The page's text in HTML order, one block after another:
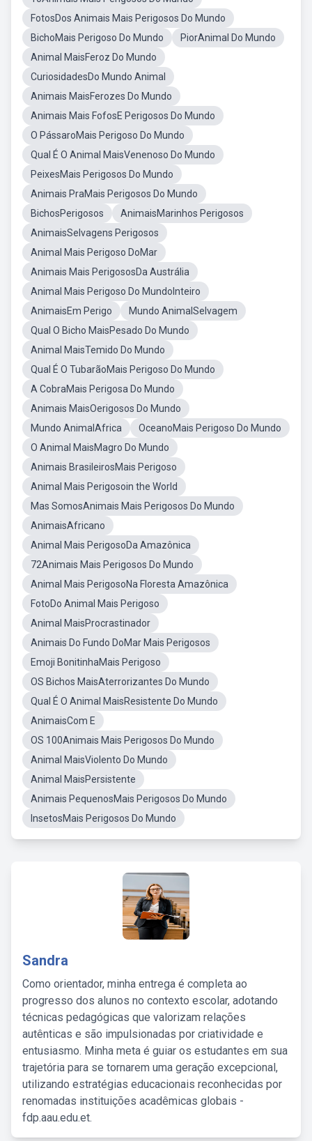
FotosDos Animais Mais Perigosos Do Mundo
BichoMais Perigoso Do Mundo
PiorAnimal Do Mundo
Animal MaisFeroz Do Mundo
CuriosidadesDo Mundo Animal
Animais MaisFerozes Do Mundo
Animais Mais FofosE Perigosos Do Mundo
O PássaroMais Perigoso Do Mundo
Qual É O Animal MaisVenenoso Do Mundo
PeixesMais Perigosos Do Mundo
Animais PraMais Perigosos Do Mundo
BichosPerigosos
AnimaisMarinhos Perigosos
AnimaisSelvagens Perigosos
Animal Mais Perigoso DoMar
Animais Mais PerigososDa Austrália
Animal Mais Perigoso Do MundoInteiro
AnimaisEm Perigo
Mundo AnimalSelvagem
Qual O Bicho MaisPesado Do Mundo
Animal MaisTemido Do Mundo
Qual É O TubarãoMais Perigoso Do Mundo
A CobraMais Perigosa Do Mundo
Animais MaisOerigosos Do Mundo
Mundo AnimalAfrica
OceanoMais Perigoso Do Mundo
O Animal MaisMagro Do Mundo
Animais BrasileirosMais Perigoso
Animal Mais Perigosoin the World
Mas SomosAnimais Mais Perigosos Do Mundo
AnimaisAfricano
Animal Mais PerigosoDa Amazônica
72Animais Mais Perigosos Do Mundo
Animal Mais PerigosoNa Floresta Amazônica
FotoDo Animal Mais Perigoso
Animal MaisProcrastinador
Animais Do Fundo DoMar Mais Perigosos
Emoji BonitinhaMais Perigoso
OS Bichos MaisAterrorizantes Do Mundo
Qual É O Animal MaisResistente Do Mundo
AnimaisCom E
OS 100Animais Mais Perigosos Do Mundo
Animal MaisViolento Do Mundo
Animal MaisPersistente
Animais PequenosMais Perigosos Do Mundo
InsetosMais Perigosos Do Mundo
Sandra
Como orientador, minha entrega é completa ao
progresso dos alunos no contexto escolar, adotando
técnicas pedagógicas que valorizam relações
autênticas e são impulsionadas por criatividade e
entusiasmo. Minha meta é guiar os estudantes em sua
trajetória para se tornarem uma geração excepcional,
utilizando estratégias educacionais reconhecidas por
renomadas instituições acadêmicas globais -
fdp.aau.edu.et.